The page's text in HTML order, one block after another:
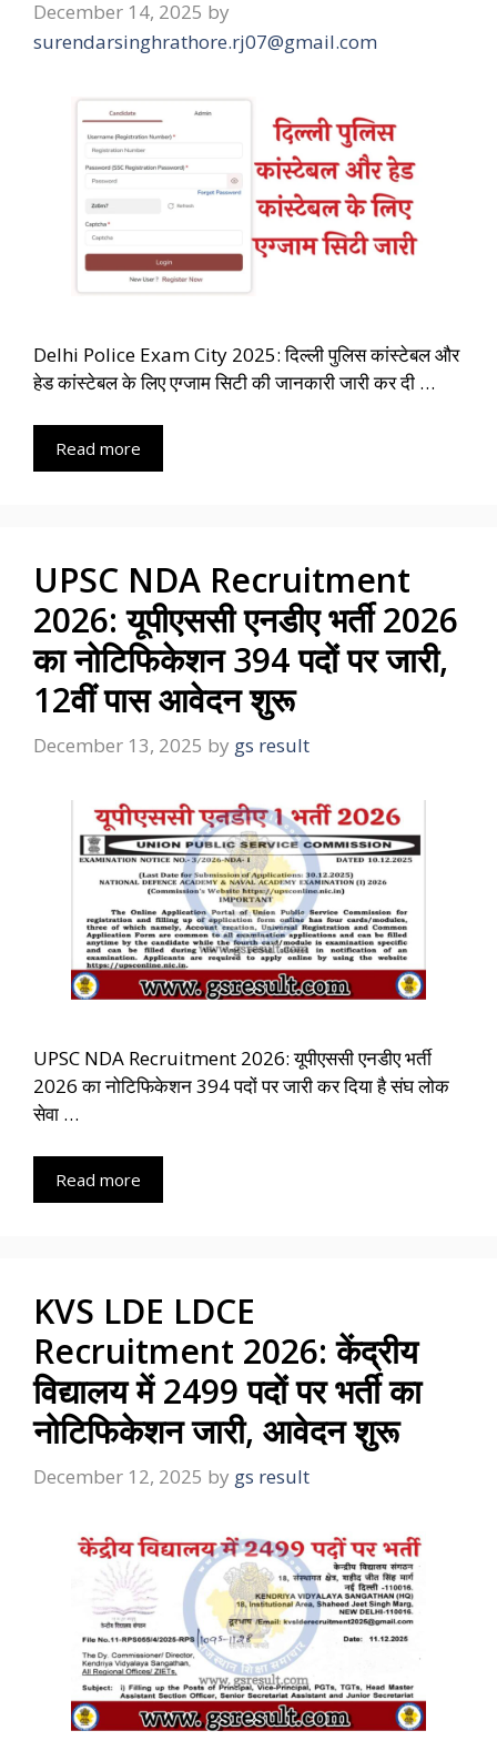
December 14, 2025 by
surendarsinghrathore.rj07@gmail.com
Delhi Police Exam City 2025: दिल्ली पुलिस कांस्टेबल और
हेड कांस्टेबल के लिए एग्जाम सिटी की जानकारी जारी कर दी …
Read more
UPSC NDA Recruitment
2026: यूपीएससी एनडीए भर्ती 2026
का नोटिफिकेशन 394 पदों पर जारी,
12वीं पास आवेदन शुरू
December 13, 2025 by gs result
UPSC NDA Recruitment 2026: यूपीएससी एनडीए भर्ती
2026 का नोटिफिकेशन 394 पदों पर जारी कर दिया है संघ लोक
सेवा …
Read more
KVS LDE LDCE
Recruitment 2026: केंद्रीय
विद्यालय में 2499 पदों पर भर्ती का
नोटिफिकेशन जारी, आवेदन शुरू
December 12, 2025 by gs result